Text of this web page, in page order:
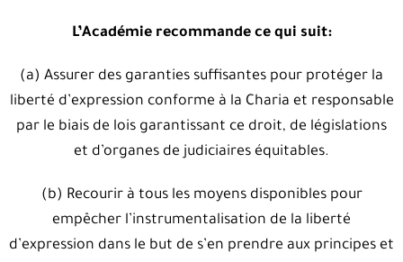
L’Académie recommande ce qui suit:
(a) Assurer des garanties suffisantes pour protéger la
liberté d’expression conforme à la Charia et responsable
par le biais de lois garantissant ce droit, de législations
et d’organes de judiciaires équitables.
(b) Recourir à tous les moyens disponibles pour
empêcher l’instrumentalisation de la liberté
d’expression dans le but de s’en prendre aux principes et